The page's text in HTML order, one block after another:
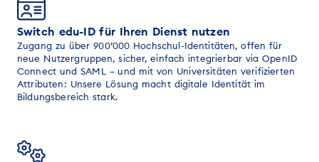
Switch edu-ID für Ihren Dienst nutzen
Zugang zu über 900’000 Hochschul-Identitäten, offen für
neue Nutzergruppen, sicher, einfach integrierbar via OpenID
Connect und SAML – und mit von Universitäten verifizierten
Attributen: Unsere Lösung macht digitale Identität im
Bildungsbereich stark.